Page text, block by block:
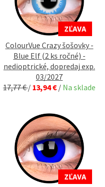
ZĽAVA
ColourVue Crazy šošovky -
Blue Elf (2 ks ročné) -
nedioptrické, dopredaj exp.
03/2027
17,77 €/ 13,94 € / Na sklade
ZĽAVA